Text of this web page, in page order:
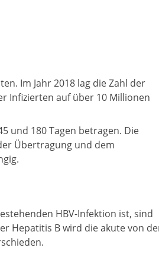
Im Jahr 2018 lag die Zahl der
Infizierten auf über 10 Millionen
und 180 Tagen betragen. Die
Übertragung und dem
HBV-Infektion ist, sind
Hepatitis B wird die akute von